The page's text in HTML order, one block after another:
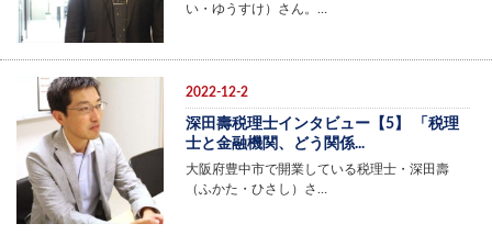
い・ゆうすけ）さん。…
2022-12-2
深田壽税理士インタビュー【5】 「税理
士と金融機関、どう関係...
大阪府豊中市で開業している税理士・深田壽
（ふかた・ひさし）さ…